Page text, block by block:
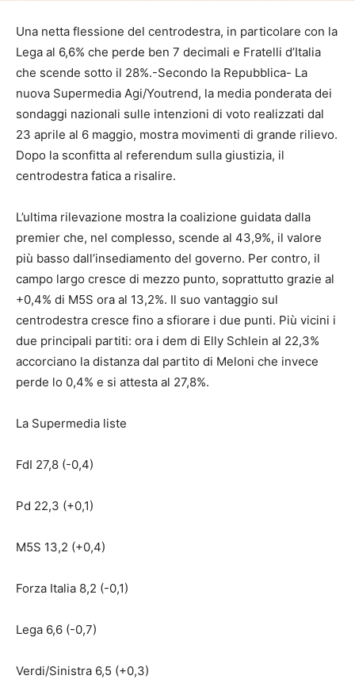
Una netta flessione del centrodestra, in particolare con la
Lega al 6,6% che perde ben 7 decimali e Fratelli d’Italia
che scende sotto il 28%.-Secondo la Repubblica- La
nuova Supermedia Agi/Youtrend, la media ponderata dei
sondaggi nazionali sulle intenzioni di voto realizzati dal
23 aprile al 6 maggio, mostra movimenti di grande rilievo.
Dopo la sconfitta al referendum sulla giustizia, il
centrodestra fatica a risalire.
L’ultima rilevazione mostra la coalizione guidata dalla
premier che, nel complesso, scende al 43,9%, il valore
più basso dall’insediamento del governo. Per contro, il
campo largo cresce di mezzo punto, soprattutto grazie al
+0,4% di M5S ora al 13,2%. Il suo vantaggio sul
centrodestra cresce fino a sfiorare i due punti. Più vicini i
due principali partiti: ora i dem di Elly Schlein al 22,3%
accorciano la distanza dal partito di Meloni che invece
perde lo 0,4% e si attesta al 27,8%.
La Supermedia liste
FdI 27,8 (-0,4)
Pd 22,3 (+0,1)
M5S 13,2 (+0,4)
Forza Italia 8,2 (-0,1)
Lega 6,6 (-0,7)
Verdi/Sinistra 6,5 (+0,3)